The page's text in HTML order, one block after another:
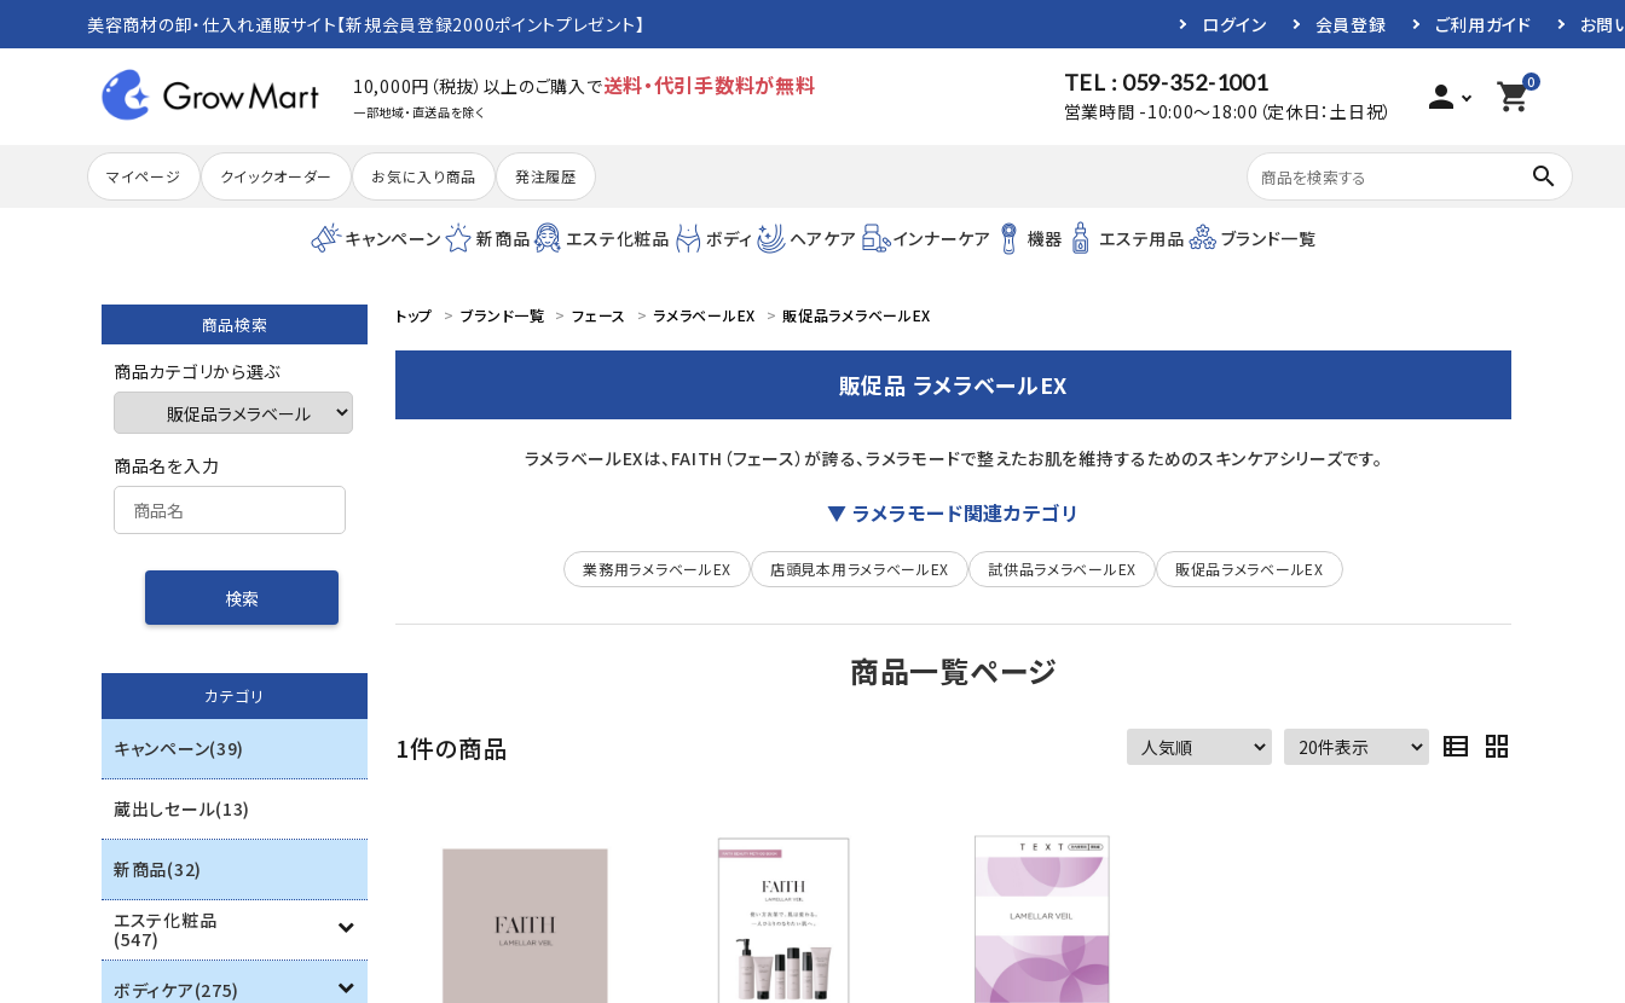
美容商材の卸・仕入れ通販サイト【新規会員登録2000ポイントプレゼント】 ログイン 会員登録 ご利用ガイド お問
10,000円（税抜）以上のご購入で送料・代引手数料が無料
一部地域・直送品を除く
TEL : 059-352-1001
営業時間 -10:00～18:00（定休日：土日祝） person 0
shopping_cart
マイページ クイックオーダー お気に入り商品 発注履歴 search
キャンペーン 新商品 エステ化粧品 ボディ ヘアケア インナーケア 機器 エステ用品 ブランド一覧
person
カテゴリーから探す
ブランド一覧
ご利用ガイド
プライバシーポリシー
特定商取引法について
商品検索
商品カテゴリから選ぶ
商品名を入力
カテゴリ
キャンペーン(39)
蔵出しセール(13)
新商品(32)
エステ化粧品
(547)
ボディケア(275)
トップ ブランド一覧 フェース ラメラベールEX 販促品ラメラベールEX
販促品 ラメラベールEX
ラメラベールEXは、FAITH（フェース）が誇る、ラメラモードで整えたお肌を維持するためのスキンケアシリーズです。
▼ ラメラモード関連カテゴリ
業務用ラメラベールEX 店頭見本用ラメラベールEX 試供品ラメラベールEX 販促品ラメラベールEX
商品一覧ページ
1件の商品 view_list grid_view